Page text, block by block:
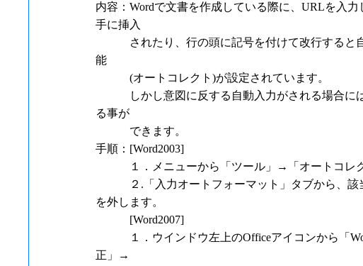
内容：Wordで文書を作成している際に、URLを入
手に挿入
されたり、行の頭に記号を付けて改行すると自
能
(オートコレクト)が設定されています。
しかし意図に反する自動入力がされる場合には
る事が
できます。
手順：[Word2003]
１．メニューから「ツール」→「オートコレク
２.「入力オートフォーマット」タブから、該
を外します。
[Word2007]
１．ウインドウ左上のOfficeアイコンから「
正」→